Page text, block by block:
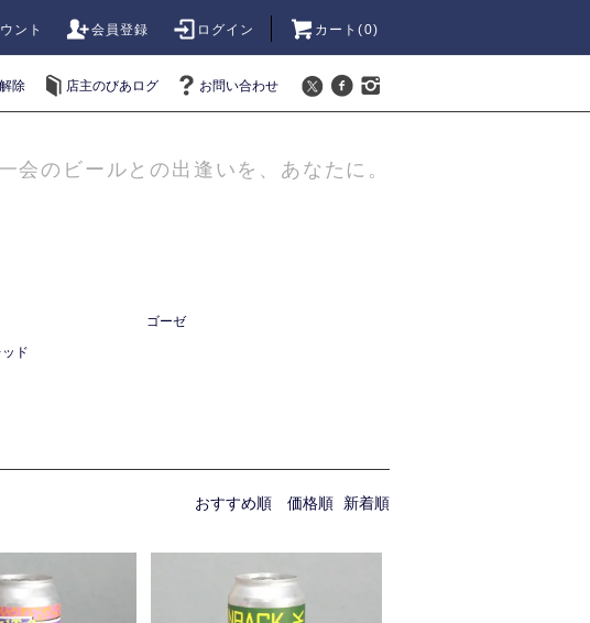
ント 会員登録 ログイン カート(0)
除 店主のびあログ お問い合わせ
会のビールとの出逢いを、あなたに。
ゴーゼ
ド
おすすめ順 価格順 新着順